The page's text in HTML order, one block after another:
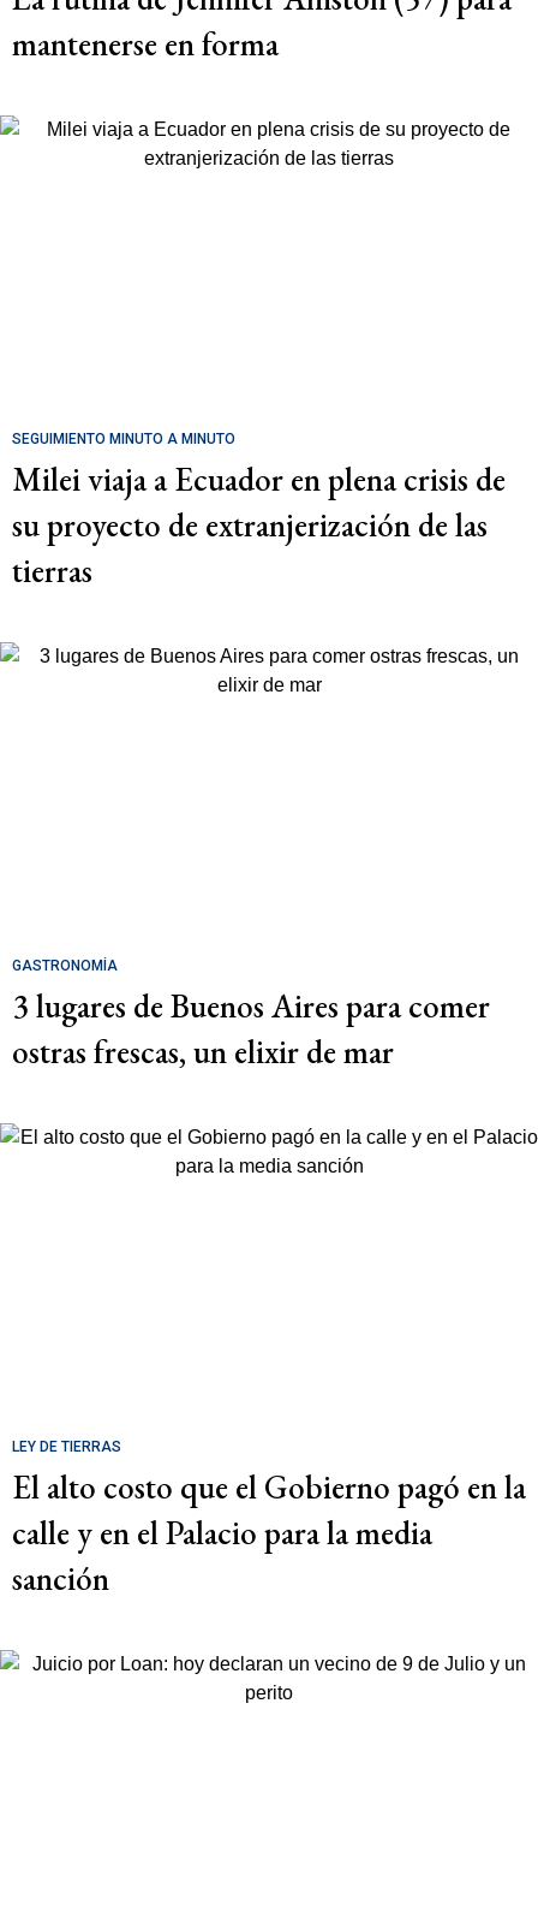
mantenerse en forma
SEGUIMIENTO MINUTO A MINUTO
Milei viaja a Ecuador en plena crisis de
su proyecto de extranjerización de las
tierras
GASTRONOMÍA
3 lugares de Buenos Aires para comer
ostras frescas, un elixir de mar
LEY DE TIERRAS
El alto costo que el Gobierno pagó en la
calle y en el Palacio para la media
sanción